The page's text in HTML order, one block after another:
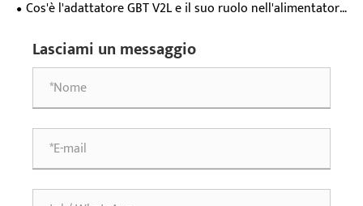
emergenza dei veicoli elettrici?
Cos'è l'adattatore GBT V2L e il suo ruolo nell'alimentatore
Lasciami un messaggio